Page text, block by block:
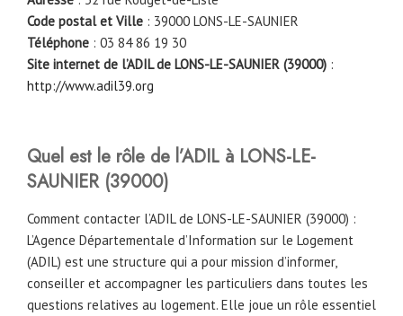
Code postal et Ville : 39000 LONS-LE-SAUNIER
Téléphone : 03 84 86 19 30
Site internet de l’ADIL de LONS-LE-SAUNIER (39000) :
http://www.adil39.org
Quel est le rôle de l’ADIL à LONS-LE-
SAUNIER (39000)
Comment contacter l’ADIL de LONS-LE-SAUNIER (39000) :
L’Agence Départementale d’Information sur le Logement
(ADIL) est une structure qui a pour mission d’informer,
conseiller et accompagner les particuliers dans toutes les
questions relatives au logement. Elle joue un rôle essentiel